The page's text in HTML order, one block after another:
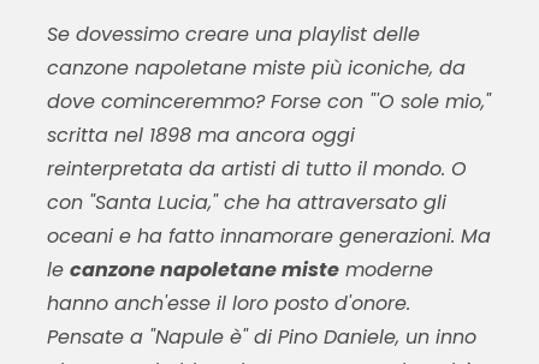
Se dovessimo creare una playlist delle
canzone napoletane mistepiù iconiche, da
dove cominceremmo? Forse con "'O sole mio,"
scritta nel 1898 ma ancora oggi
reinterpretata da artisti di tutto il mondo. O
con "Santa Lucia," che ha attraversato gli
oceani e ha fatto innamorare generazioni. Ma
le canzone napoletane mistemoderne
hanno anch'esse il loro posto d'onore.
Pensate a "Napule è" di Pino Daniele, un inno